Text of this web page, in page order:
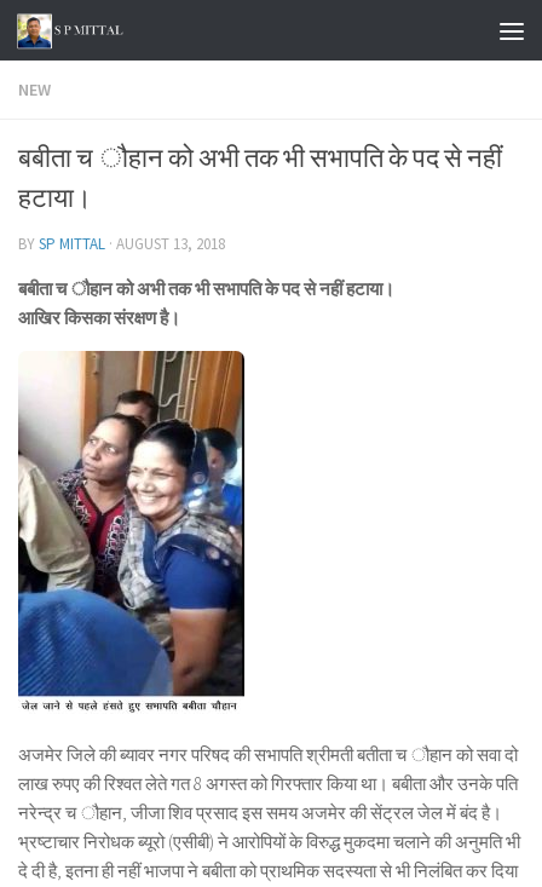
Skip to content
NEW
बबीता च ौहान को अभी तक भी सभापति के पद से नहीं
हटाया।
BYSP MITTAL · AUGUST 13, 2018
बबीता च ौहान को अभी तक भी सभापति के पद से नहीं हटाया।
आखिर किसका संरक्षण है।
अजमेर जिले की ब्यावर नगर परिषद की सभापति श्रीमती बतीता च ौहान को सवा दो
लाख रुपए की रिश्वत लेते गत 8 अगस्त को गिरफ्तार किया था। बबीता और उनके पति
नरेन्द्र च ौहान, जीजा शिव प्रसाद इस समय अजमेर की सेंट्रल जेल में बंद है।
भ्रष्टाचार निरोधक ब्यूरो (एसीबी) ने आरोपियों के विरुद्ध मुकदमा चलाने की अनुमति भी
दे दी है, इतना ही नहीं भाजपा ने बबीता को प्राथमिक सदस्यता से भी निलंबित कर दिया